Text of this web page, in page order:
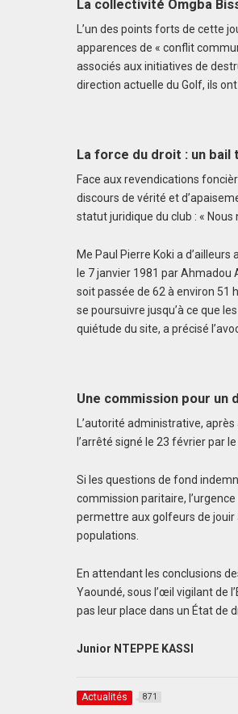
La collectivité Omgba
L’un des points forts de cette
apparences de « conflit
associés aux initiatives de
direction actuelle du Golf, ils
La force du droit : un bail
Face aux revendications
discours de vérité et
statut juridique du club : «
Me Paul Pierre Koki a
le 7 janvier 1981 par Ahmadou
soit passée de 62 à environ 51
se poursuivre jusqu’à ce que
quiétude du site, a précisé
Une commission pour
L’autorité administrative,
l’arrêté signé le 23 février par
Si les questions de fond
commission paritaire,
permettre aux golfeurs de jouir
populations.
En attendant les conclusions
Yaoundé, sous l’œil vigilant de
pas leur place dans un État de
Junior NTEPPE KASSI
Actualités 871